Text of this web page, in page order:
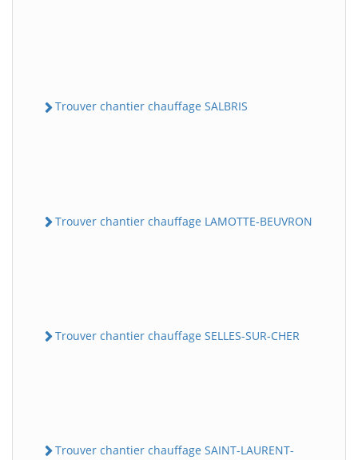
Trouver chantier chauffage SALBRIS
Trouver chantier chauffage LAMOTTE-BEUVRON
Trouver chantier chauffage SELLES-SUR-CHER
Trouver chantier chauffage SAINT-LAURENT-